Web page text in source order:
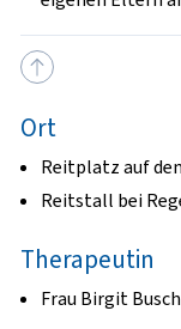
Ort
Reitplatz auf
Reitstall bei
Therapeutin
Frau Birgit